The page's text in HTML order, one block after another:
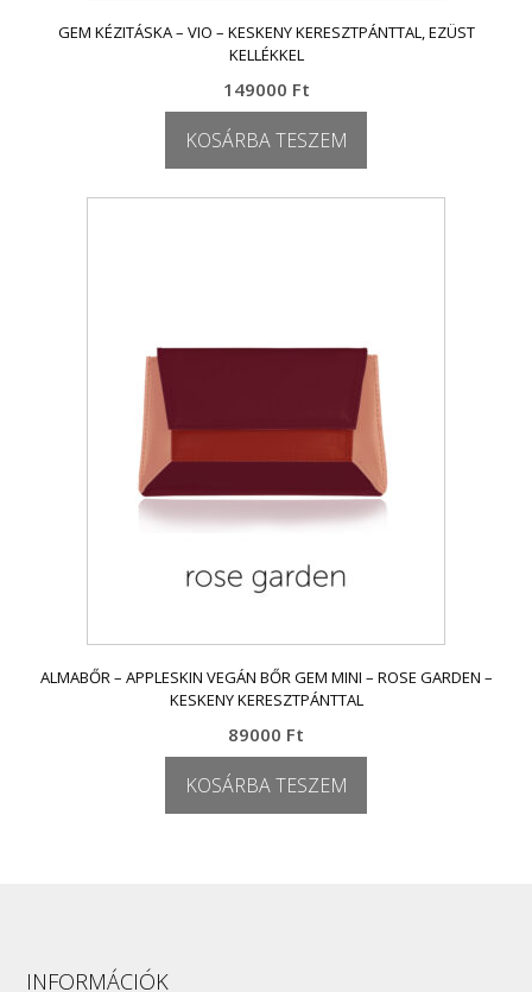
GEM KÉZITÁSKA – VIO – KESKENY KERESZTPÁNTTAL, EZÜST
KELLÉKKEL
149000 Ft
KOSÁRBA TESZEM
ALMABŐR – APPLESKIN VEGÁN BŐR GEM MINI – ROSE GARDEN –
KESKENY KERESZTPÁNTTAL
89000 Ft
KOSÁRBA TESZEM
INFORMÁCIÓK